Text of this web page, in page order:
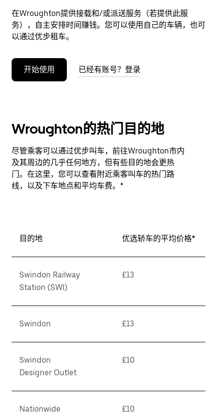
在Wroughton提供接载和/或派送服务（若提供此服
务），自主安排时间赚钱。您可以使用自己的车辆，也可
以通过优步租车。
开始使用 已经有账号？登录
Wroughton的热门目的地
尽管乘客可以通过优步叫车，前往Wroughton市内
及其周边的几乎任何地方，但有些目的地会更热
门。在这里，您可以查看附近乘客叫车的热门路
线，以及下车地点和平均车费。*
目的地 优选轿车的平均价格*
Swindon Railway
Station (SWI)
£13
Swindon £13
Swindon
Designer Outlet
£10
Nationwide
£10